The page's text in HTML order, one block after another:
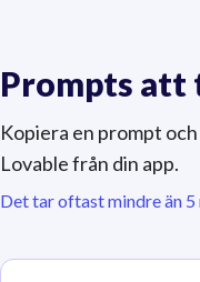
Prompts att
Kopiera en prompt
Lovable från din app.
Det tar oftast mindre än